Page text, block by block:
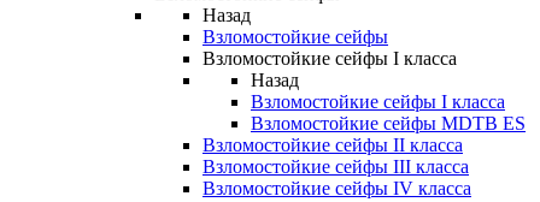
Назад
Взломостойкие сейфы
Взломостойкие сейфы I класса
Назад
Взломостойкие сейфы I класса
Взломостойкие сейфы MDTB ES
Взломостойкие сейфы II класса
Взломостойкие сейфы III класса
Взломостойкие сейфы IV класса